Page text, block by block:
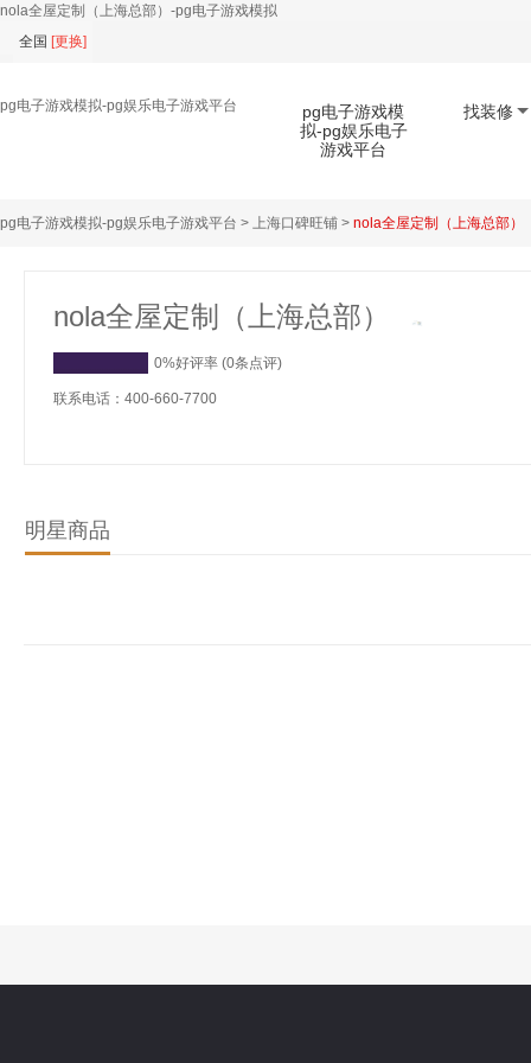
nola全屋定制（上海总部）-pg电子游戏模拟
全国 [更换]
pg电子游戏模拟-pg娱乐电子游戏平台
pg电子游戏模
拟-pg娱乐电子
游戏平台
找装修
pg电子游戏模拟-pg娱乐电子游戏平台 > 上海口碑旺铺 > nola全屋定制（上海总部）
nola全屋定制（上海总部）
0%好评率 (0条点评)
联系电话：400-660-7700
明星商品